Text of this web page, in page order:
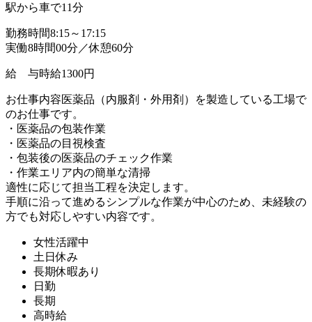
駅から車で11分
勤務時間8:15～17:15
実働8時間00分／休憩60分
給 与時給1300円
お仕事内容医薬品（内服剤・外用剤）を製造している工場で
のお仕事です。
・医薬品の包装作業
・医薬品の目視検査
・包装後の医薬品のチェック作業
・作業エリア内の簡単な清掃
適性に応じて担当工程を決定します。
手順に沿って進めるシンプルな作業が中心のため、未経験の
方でも対応しやすい内容です。
女性活躍中
土日休み
長期休暇あり
日勤
長期
高時給